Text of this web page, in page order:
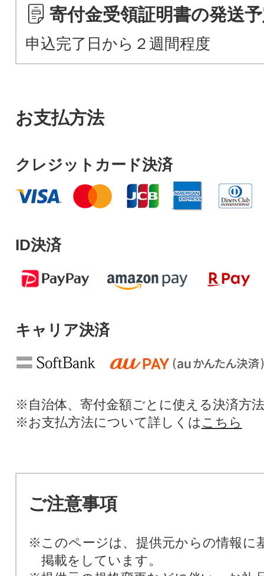
寄付金受領証明書の発送
申込完了日から２週間程度
お支払方法
クレジットカード決済
ID決済
キャリア決済
※自治体、寄付金額ごとに使える決済方
※お支払方法について詳しくは こちら
ご注意事項
※このページは、提供元からの情報に
掲載をしています。